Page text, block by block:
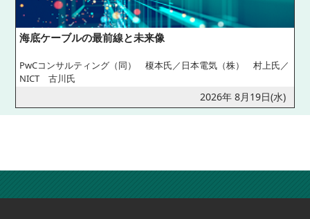
海底ケーブルの最前線と未来像
PwCコンサルティング（同） 榎本氏／日本電気（株） 村上氏／
NICT 古川氏
2026年 8月19日(水)